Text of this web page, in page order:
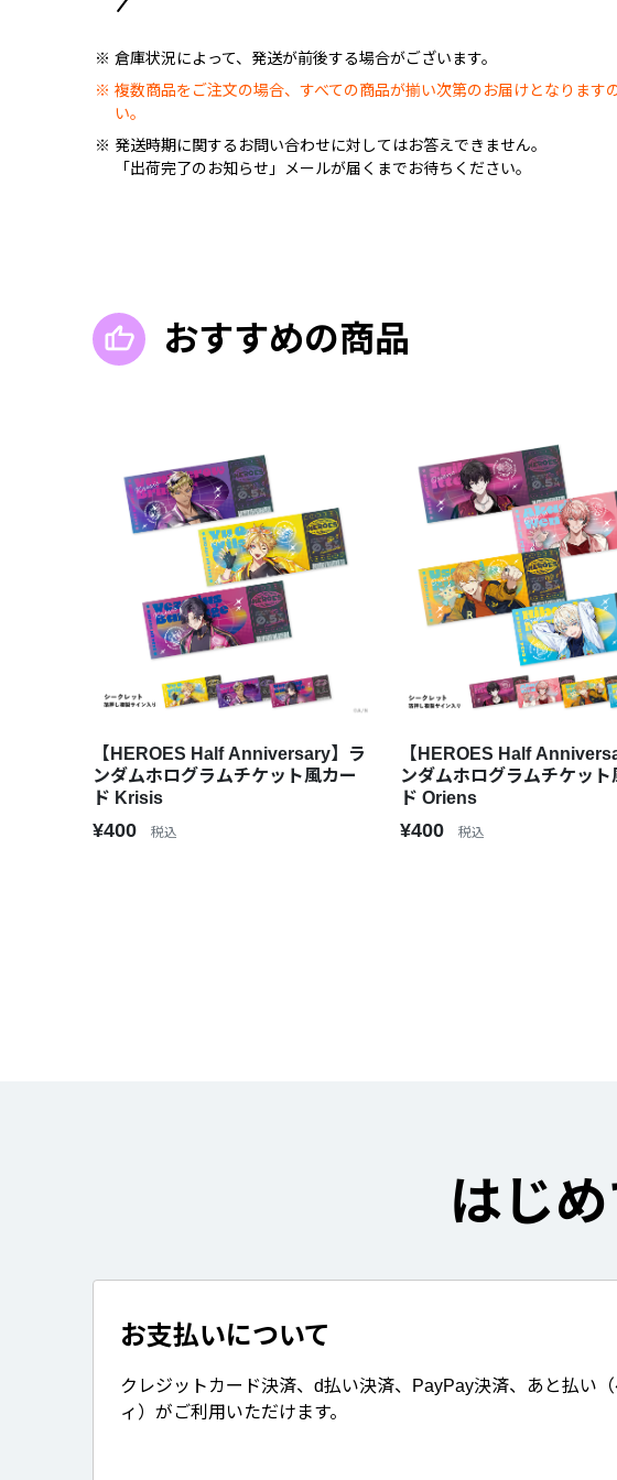
倉庫状況によって、発送が前後する場合がございます。
複数商品をご注文の場合、すべての商品が揃い次第のお届けとなります
い。
発送時期に関するお問い合わせに対してはお答えできません。
「出荷完了のお知らせ」メールが届くまでお待ちください。
おすすめの商品
【HEROES Half Anniversary】ラ
ンダムホログラムチケット風カー
ド Krisis
¥400 税込
【HEROES Half
ンダムホログラムチケット
ド Oriens
¥400 税込
はじ
お支払いについて
クレジットカード決済、d払い決済、PayPay決済、あと払い
ィ）がご利用いただけます。